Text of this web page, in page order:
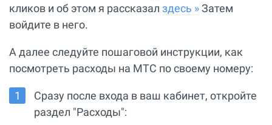
кликов и об этом я рассказал здесь »Затем
войдите в него.
А далее следуйте пошаговой инструкции, как
посмотреть расходы на МТС по своему номеру:
Сразу после входа в ваш кабинет, откройте
раздел "Расходы":